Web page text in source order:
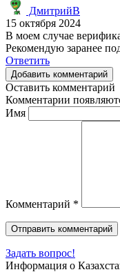
ДмитрийВ
15 октября 2024
В моем случае
Рекомендую заранее
Ответить
Добавить комментарий
Оставить комментарий
Комментарии
Имя
Комментарий *
Задать вопрос!
Информация о